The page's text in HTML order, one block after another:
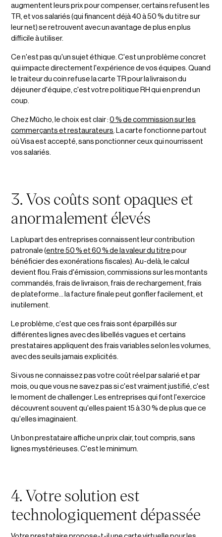
augmentent leurs prix pour compenser, certains refusent les
TR, et vos salariés (qui financent déjà 40 à 50 % du titre sur
leur net) se retrouvent avec un avantage de plus en plus
difficile à utiliser.
Ce n'est pas qu'un sujet éthique. C'est un problème concret
qui impacte directement l'expérience de vos équipes. Quand
le traiteur du coin refuse la carte TR pour la livraison du
déjeuner d'équipe, c'est votre politique RH qui en prend un
coup.
Chez Mūcho, le choix est clair :0 % de commission sur les
commerçants et restaurateurs. La carte fonctionne partout
où Visa est accepté, sans ponctionner ceux qui nourrissent
vos salariés.
3. Vos coûts sont opaques et
anormalement élevés
La plupart des entreprises connaissent leur contribution
patronale (entre 50 % et 60 % de la valeur du titre pour
bénéficier des exonérations fiscales). Au-delà, le calcul
devient flou. Frais d'émission, commissions sur les montants
commandés, frais de livraison, frais de rechargement, frais
de plateforme... la facture finale peut gonfler facilement, et
inutilement.
Le problème, c'est que ces frais sont éparpillés sur
différentes lignes avec des libellés vagues et certains
prestataires appliquent des frais variables selon les volumes,
avec des seuils jamais explicités.
Si vous ne connaissez pas votre coût réel par salarié et par
mois, ou que vous ne savez pas si c'est vraiment justifié, c'est
le moment de challenger. Les entreprises qui font l'exercice
découvrent souvent qu'elles paient 15 à 30 % de plus que ce
qu'elles imaginaient.
Un bon prestataire affiche un prix clair, tout compris, sans
lignes mystérieuses. C'est le minimum.
4. Votre solution est
technologiquement dépassée